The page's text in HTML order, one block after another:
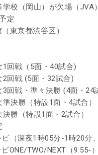
校（岡山）が欠場（JVA）
定
東京都渋谷区）
1回戦（5面・40試合)
2回戦 (5面・32試合)
3回戦・準々決勝 (4面・24
決勝（特設1面・4試合）
勝（特設1面・2試合）
（深夜1時05分-1時20分
ONE/TWO/NEXT（9:55-）